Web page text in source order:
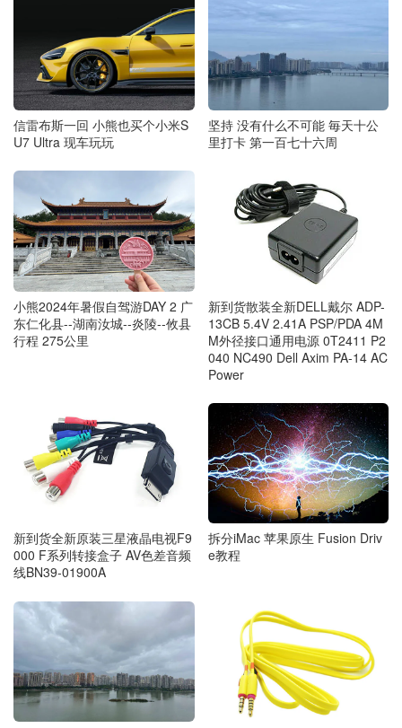
信雷布斯一回 小熊也买个小米S
U7 Ultra 现车玩玩
坚持 没有什么不可能 毎天十公
里打卡 第一百七十六周
小熊2024年暑假自驾游DAY 2 广
东仁化县--湖南汝城--炎陵--攸县
行程 275公里
新到货散装全新DELL戴尔 ADP-
13CB 5.4V 2.41A PSP/PDA 4M
M外径接口通用电源 0T2411 P2
040 NC490 Dell Axim PA-14 AC
Power
新到货全新原装三星液晶电视F9
000 F系列转接盒子 AV色差音频
线BN39-01900A
拆分iMac 苹果原生 Fusion Driv
e教程